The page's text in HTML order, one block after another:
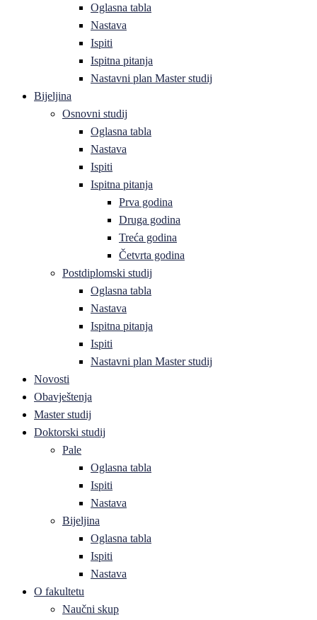
Oglasna tabla
Nastava
Ispiti
Ispitna pitanja
Nastavni plan Master studij
Bijeljina
Osnovni studij
Oglasna tabla
Nastava
Ispiti
Ispitna pitanja
Prva godina
Druga godina
Treća godina
Četvrta godina
Postdiplomski studij
Oglasna tabla
Nastava
Ispitna pitanja
Ispiti
Nastavni plan Master studij
Novosti
Obavještenja
Master studij
Doktorski studij
Pale
Oglasna tabla
Ispiti
Nastava
Bijeljina
Oglasna tabla
Ispiti
Nastava
O fakultetu
Naučni skup